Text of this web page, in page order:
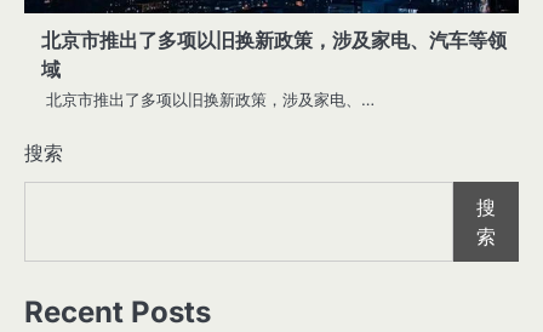
北京市推出了多项以旧换新政策，涉及家电、汽车等领
域
北京市推出了多项以旧换新政策，涉及家电、…
搜索
搜
索
Recent Posts
Budget Negotiations Stall
System